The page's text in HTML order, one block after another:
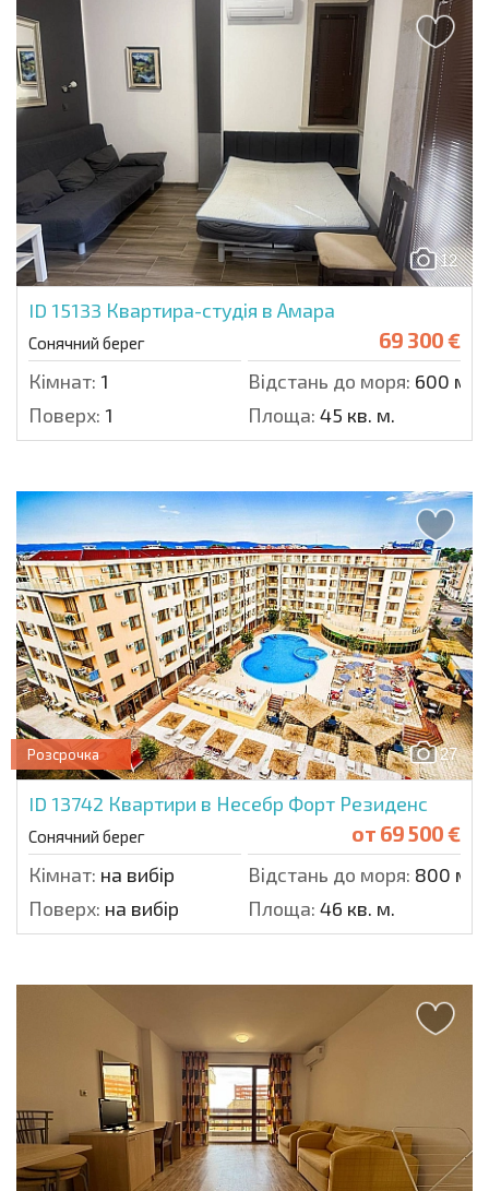
12
ID 15133 Квартира-студія в Амара
Сонячний берег 69 300 €
Кімнат: 1 Відстань до моря: 600 м.
Поверх: 1 Площа: 45 кв. м.
27
Розсрочка
ID 13742 Квартири в Несебр Форт Резиденс
Сонячний берег от 69 500 €
Кімнат: на вибір Відстань до моря: 800 м.
Поверх: на вибір Площа: 46 кв. м.